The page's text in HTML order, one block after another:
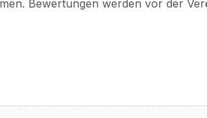
Bewertungen werden vor der